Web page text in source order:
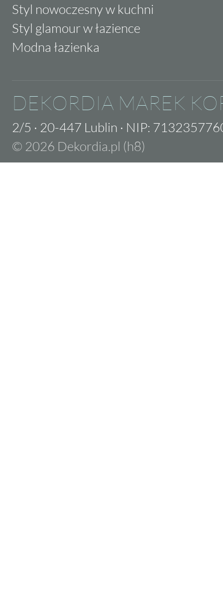
Styl nowoczesny w kuchni
Styl glamour w łazience
Modna łazienka
DEKORDIA MAREK
2/5 · 20-447 Lublin · NIP:
© 2026 Dekordia.pl (h8)